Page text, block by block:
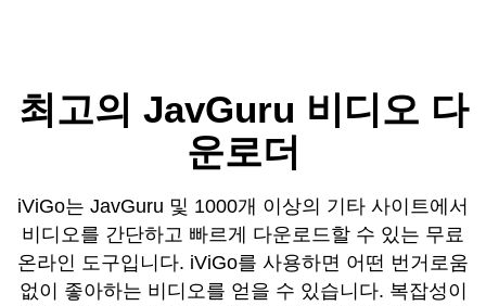
최고의 JavGuru 비디오 다
운로더
iViGo는 JavGuru 및 1000개 이상의 기타 사이트에서
비디오를 간단하고 빠르게 다운로드할 수 있는 무료
온라인 도구입니다. iViGo를 사용하면 어떤 번거로움
없이 좋아하는 비디오를 얻을 수 있습니다. 복잡성이